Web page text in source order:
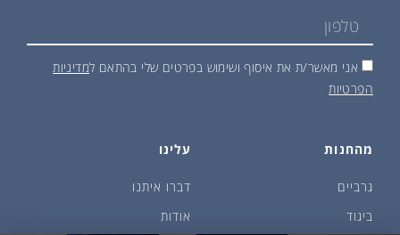
מהחנות
גרביים
ביגוד
עלינו
דברו איתנו
אודות
אני מאשר/ת את איסוף ושימוש בפרטים שלי בהתאם למדיניות
הפרטיות